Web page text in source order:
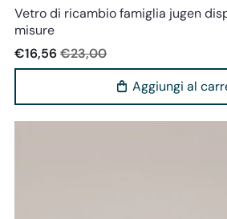
Vetro di ricambio famiglia jugen
misure
€16,56€23,00
Aggiungi al